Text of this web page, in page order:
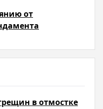
от
в отмостке